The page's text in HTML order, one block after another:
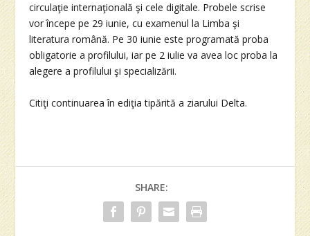
circulaţie internaţională şi cele digitale. Probele scrise
vor începe pe 29 iunie, cu examenul la Limba şi
literatura română. Pe 30 iunie este programată proba
obligatorie a profilului, iar pe 2 iulie va avea loc proba la
alegere a profilului şi specializării.
Citiţi continuarea în ediţia tipărită a ziarului Delta.
SHARE: